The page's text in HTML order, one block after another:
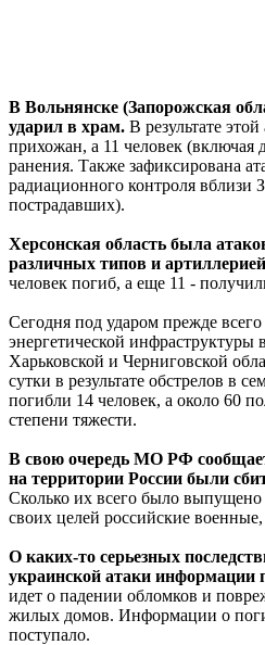
В Вольнянске (Запорожская
ударил в храм. В результате
прихожан, а 11 человек (включая
ранения. Также зафиксирована
радиационного контроля вблизи
пострадавших).
Херсонская область была
различных типов и
человек погиб, а еще 11 -
Сегодня под ударом прежде всего
энергетической инфраструктуры
Харьковской и Черниговской
сутки в результате обстрелов в
погибли 14 человек, а около 60
степени тяжести.
В свою очередь МО РФ
на территории России были
Сколько их всего было выпущено
своих целей российские
О каких-то серьезных
украинской атаки информации
идет о падении обломков и
жилых домов. Информации о
поступало.